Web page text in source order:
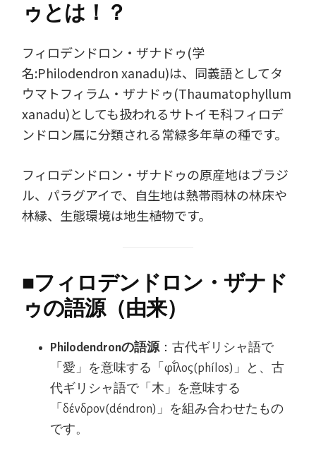
ゥとは！？
フィロデンドロン・ザナドゥ(学
名:Philodendron xanadu)は、同義語としてタ
ウマトフィラム・ザナドゥ(Thaumatophyllum
xanadu)としても扱われるサトイモ科フィロデ
ンドロン属に分類される常緑多年草の種です。
フィロデンドロン・ザナドゥの原産地はブラジ
ル、パラグアイで、自生地は熱帯雨林の林床や
林縁、生態環境は地生植物です。
■フィロデンドロン・ザナド
ゥの語源（由来）
Philodendronの語源：古代ギリシャ語で
「愛」を意味する「φῐ́λος(phílos)」と、古
代ギリシャ語で「木」を意味する
「δένδρον(déndron)」を組み合わせたもの
です。